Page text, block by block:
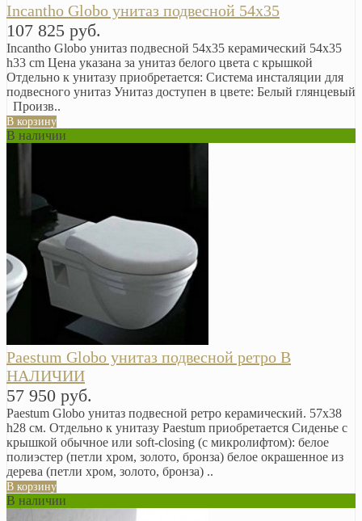
Incantho Globo унитаз подвесной 54х35
107 825 руб.
Incantho Globo унитаз подвесной 54х35 керамический 54х35
h33 cm Цена указана за унитаз белого цвета с крышкой
Отдельно к унитазу приобретается: Система инсталяции для
подвесного унитаз Унитаз доступен в цвете: Белый глянцевый
Произв..
В корзину
В наличии
Paestum Globo унитаз подвесной ретро В
НАЛИЧИИ
57 950 руб.
Paestum Globo унитаз подвесной ретро керамический. 57х38
h28 см. Отдельно к унитазу Paestum приобретается Сиденье с
крышкой обычное или soft-closing (с микролифтом): белое
полиэстер (петли хром, золото, бронза) белое окрашенное из
дерева (петли хром, золото, бронза) ..
В корзину
В наличии